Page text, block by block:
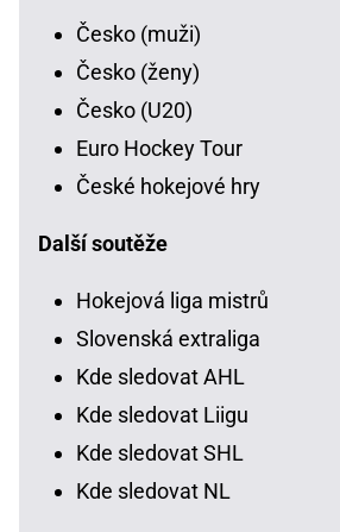
Česko (muži)
Česko (ženy)
Česko (U20)
Euro Hockey Tour
České hokejové hry
Další soutěže
Hokejová liga mistrů
Slovenská extraliga
Kde sledovat AHL
Kde sledovat Liigu
Kde sledovat SHL
Kde sledovat NL